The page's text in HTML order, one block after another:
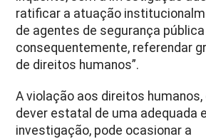
ratificar a atuação
de agentes de segurança pública
consequentemente, referendar
de direitos humanos”.
A violação aos direitos
dever estatal de uma adequada
investigação, pode ocasionar a